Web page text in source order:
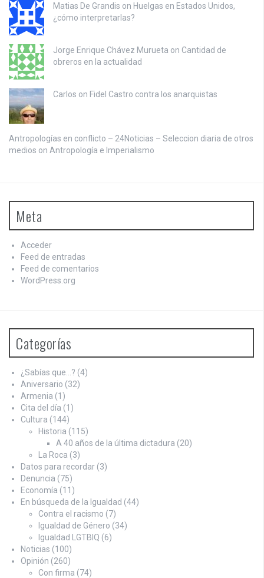
Matias De Grandis on Huelgas en Estados Unidos,
¿cómo interpretarlas?
Jorge Enrique Chávez Murueta on Cantidad de
obreros en la actualidad
Carlos on Fidel Castro contra los anarquistas
Antropologías en conflicto – 24Noticias – Seleccion diaria de otros
medios on Antropología e Imperialismo
Meta
Acceder
Feed de entradas
Feed de comentarios
WordPress.org
Categorías
¿Sabías que…? (4)
Aniversario (32)
Armenia (1)
Cita del día (1)
Cultura (144)
Historia (115)
A 40 años de la última dictadura (20)
La Roca (3)
Datos para recordar (3)
Denuncia (75)
Economía (11)
En búsqueda de la Igualdad (44)
Contra el racismo (7)
Igualdad de Género (34)
Igualdad LGTBIQ (6)
Noticias (100)
Opinión (260)
Con firma (74)